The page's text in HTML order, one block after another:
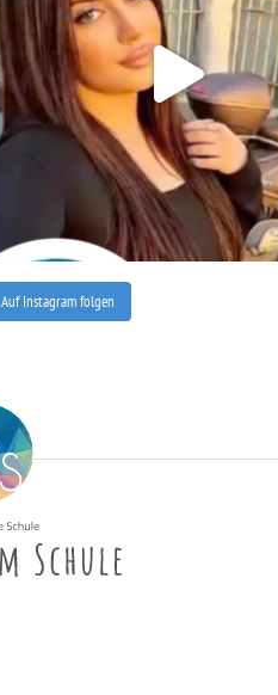
Auf Instagram folgen